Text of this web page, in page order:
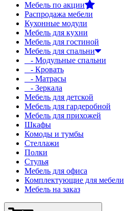
Мебель по акции
Распродажа мебели
Кухонные модули
Мебель для кухни
Мебель для гостиной
Мебель для спальни
- Модульные спальни
- Кровать
- Матрасы
- Зеркала
Мебель для детской
Мебель для гардеробной
Мебель для прихожей
Шкафы
Комоды и тумбы
Стеллажи
Полки
Стулья
Мебель для офиса
Комплектующие для мебели
Мебель на заказ